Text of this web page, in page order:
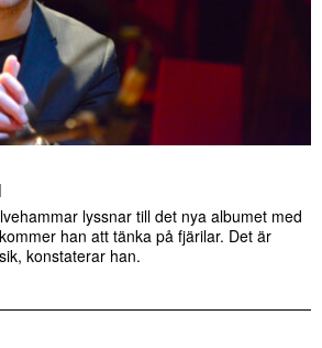
lyssnar till det nya albumet med
han att tänka på fjärilar. Det är
konstaterar han.